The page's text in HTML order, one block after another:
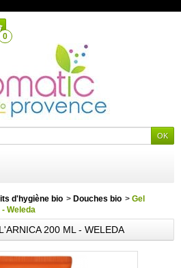
0
d'hygiène bio > Douches bio > Gel
Weleda
200 ML - WELEDA